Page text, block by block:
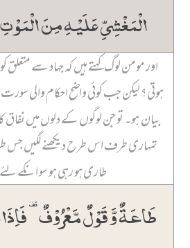
الۡمَغۡشِیِّ عَلَیۡہِ مِنَ الۡمَوۡتِ
اور مومن لوگ کہتے ہیں کہ جہاد سے
ہوتی؟ لیکن جب کوئی واضح احکام والی
بیان ہو۔ تو جن لوگوں کے دلوں میں نفاق
تمہاری طرف اس طرح دیکھنے لگیں جس
طاری ہو رہی ہو سو انکے
طَاعَۃٌ وَّ قَوۡلٌ مَّعۡرُوۡفٌ